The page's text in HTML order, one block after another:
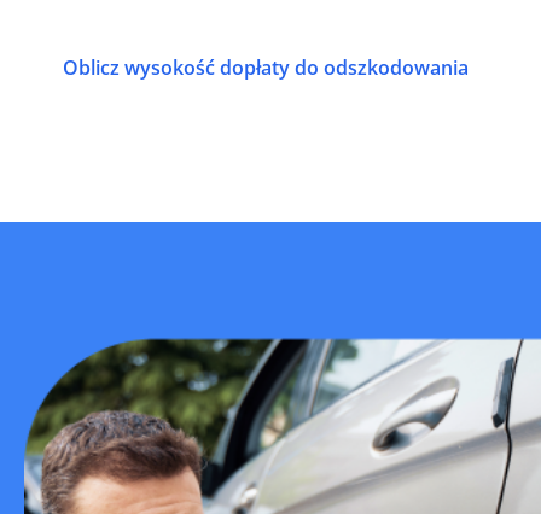
Oblicz wysokość dopłaty do odszkodowania